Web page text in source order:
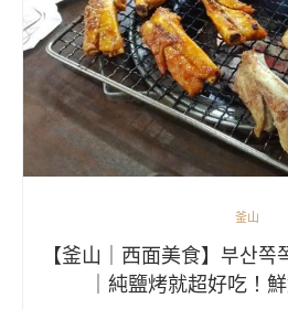
釜山
【釜山｜西面美食】부산
｜純鹽烤就超好吃！